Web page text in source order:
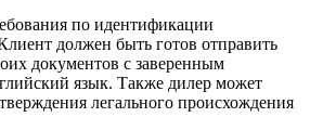
по идентификации
должен быть готов отправить
документов с заверенным
язык. Также дилер может
легального происхождения